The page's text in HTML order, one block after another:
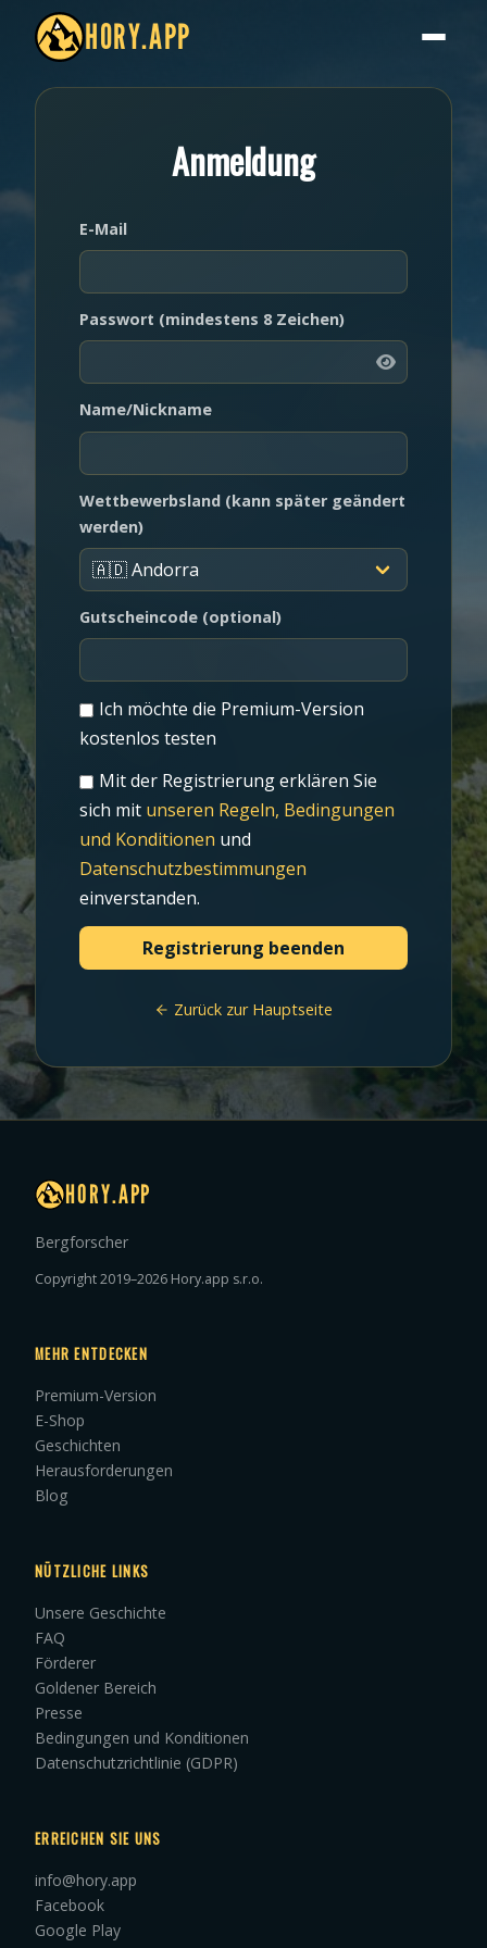
HORY.APP
Anmeldung
E-Mail
Passwort (mindestens 8 Zeichen)
Name/Nickname
Wettbewerbsland (kann später geändert
werden)
Gutscheincode (optional)
Ich möchte die Premium-Version
kostenlos testen
Mit der Registrierung erklären Sie
sich mit unseren Regeln, Bedingungen
und Konditionen und
Datenschutzbestimmungen
einverstanden.
Zurück zur Hauptseite
HORY.APP
Bergforscher
Copyright 2019–2026 Hory.app s.r.o.
MEHR ENTDECKEN
Premium-Version
E-Shop
Geschichten
Herausforderungen
Blog
NÜTZLICHE LINKS
Unsere Geschichte
FAQ
Förderer
Goldener Bereich
Presse
Bedingungen und Konditionen
Datenschutzrichtlinie (GDPR)
ERREICHEN SIE UNS
info@hory.app
Facebook
Google Play